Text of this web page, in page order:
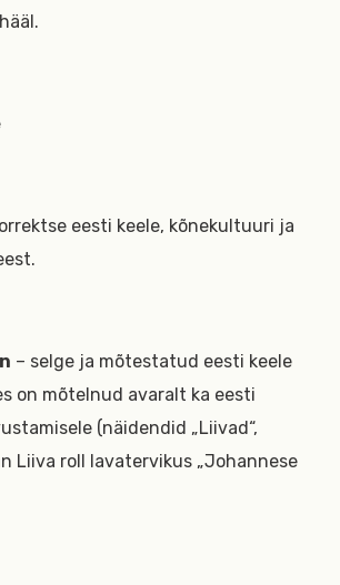
eesti keele, kõnekultuuri ja
– selge ja mõtestatud eesti keele
on mõtelnud avaralt ka eesti
(näidendid „Liivad“,
Liiva roll lavatervikus „Johannese